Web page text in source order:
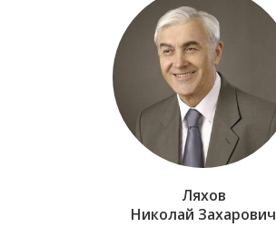
Ляхов
Николай Захарович